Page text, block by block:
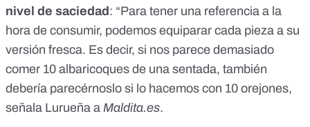
nivel de saciedad : “Para tener una referencia a la
hora de consumir, podemos equiparar cada pieza a su
versión fresca. Es decir, si nos parece demasiado
comer 10 albaricoques de una sentada, también
debería parecérnoslo si lo hacemos con 10 orejones,
señala Lurueña a Maldita.es.